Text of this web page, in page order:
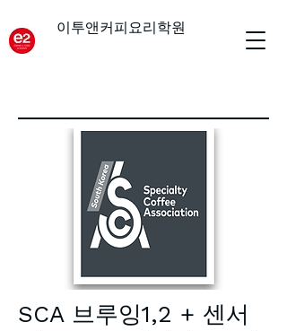
이투앤커피요리학원
SCA 브루잉1,2 + 센서